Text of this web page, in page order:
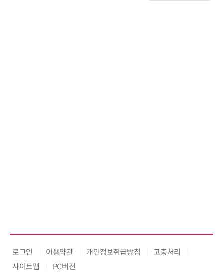
로그인 이용약관 개인정보취급방침
고충처리
사이트맵
PC버전